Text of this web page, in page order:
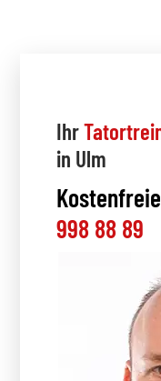
Ihr
in Ulm
998 88 89